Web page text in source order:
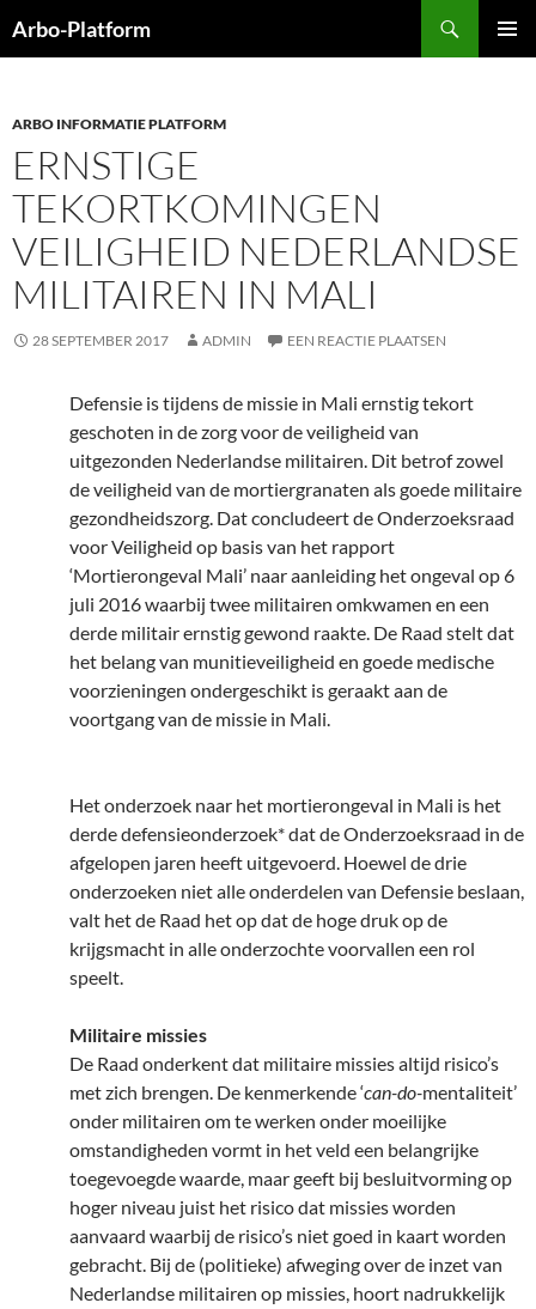
naar
Arbo-Platform
ARBO INFORMATIE PLATFORM
ERNSTIGE
TEKORTKOMINGEN
VEILIGHEID NEDERLANDSE
MILITAIREN IN MALI
28 SEPTEMBER 2017 ADMIN EEN REACTIE PLAATSEN
Defensie is tijdens de missie in Mali ernstig tekort
geschoten in de zorg voor de veiligheid van
uitgezonden Nederlandse militairen. Dit betrof zowel
de veiligheid van de mortiergranaten als goede militaire
gezondheidszorg. Dat concludeert de Onderzoeksraad
voor Veiligheid op basis van het rapport
‘Mortierongeval Mali’ naar aanleiding het ongeval op 6
juli 2016 waarbij twee militairen omkwamen en een
derde militair ernstig gewond raakte. De Raad stelt dat
het belang van munitieveiligheid en goede medische
voorzieningen ondergeschikt is geraakt aan de
voortgang van de missie in Mali.
Het onderzoek naar het mortierongeval in Mali is het
derde defensieonderzoek* dat de Onderzoeksraad in de
afgelopen jaren heeft uitgevoerd. Hoewel de drie
onderzoeken niet alle onderdelen van Defensie beslaan,
valt het de Raad het op dat de hoge druk op de
krijgsmacht in alle onderzochte voorvallen een rol
speelt.
Militaire missies
De Raad onderkent dat militaire missies altijd risico’s
met zich brengen. De kenmerkende ‘can-do-mentaliteit’
onder militairen om te werken onder moeilijke
omstandigheden vormt in het veld een belangrijke
toegevoegde waarde, maar geeft bij besluitvorming op
hoger niveau juist het risico dat missies worden
aanvaard waarbij de risico’s niet goed in kaart worden
gebracht. Bij de (politieke) afweging over de inzet van
Nederlandse militairen op missies, hoort nadrukkelijk